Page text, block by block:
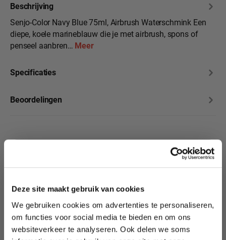
Deze site maakt gebruik van cookies
We gebruiken cookies om advertenties te personaliseren,
om functies voor social media te bieden en om ons
websiteverkeer te analyseren. Ook delen we soms
Beschrijving
Senjo-Color Navy Blue 75ml, Airbrush Waterschmink Een
diepe, koele marineblauw die je met airbrush, spons of
penseel aanbren… Meer
Specificaties
Beoordelingen
Productgalerij overslaan
veelzijdige Airbrush
Schmink? Bekijk ook
onze andere Senjo-
Color kleuren.
10% korting?
Lees als eerste over nieuwe producten,
tutorials, aanbiedingen, evenementen,
wedstrijden en meer.